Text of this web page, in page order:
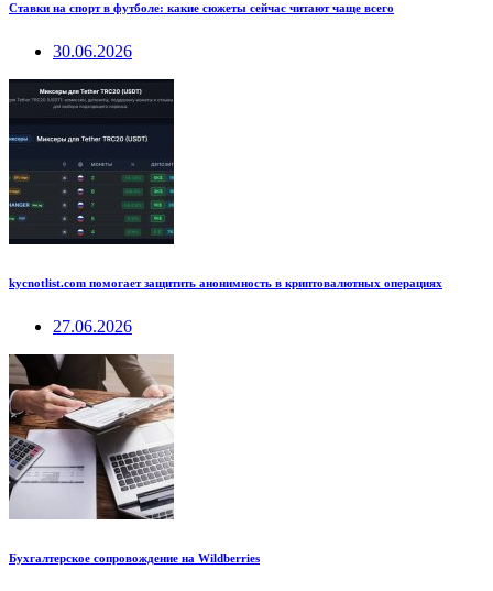
Ставки на спорт в футболе: какие сюжеты сейчас читают чаще всего
30.06.2026
kycnotlist.com помогает защитить анонимность в криптовалютных операциях
27.06.2026
Бухгалтерское сопровождение на Wildberries